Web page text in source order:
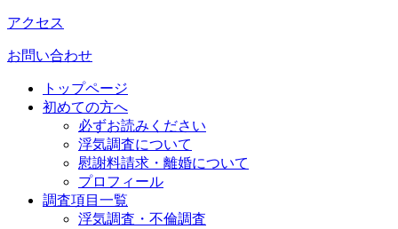
アクセス
お問い合わせ
トップページ
初めての方へ
必ずお読みください
浮気調査について
慰謝料請求・離婚について
プロフィール
調査項目一覧
浮気調査・不倫調査